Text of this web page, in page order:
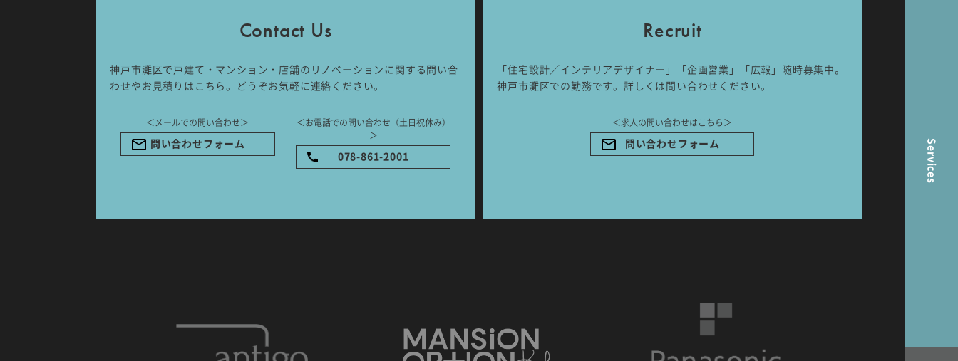
Services
Contact Us
神戸市灘区で戸建て・マンション・店舗のリノベーションに関する問い合
わせやお見積りはこちら。どうぞお気軽に連絡ください。
＜メールでの問い合わせ＞
問い合わせフォーム
＜お電話での問い合わせ（土日祝休み）
＞
078-861-2001
Recruit
「住宅設計／インテリアデザイナー」「企画営業」「広報」随時募集中。
神戸市灘区での勤務です。詳しくは問い合わせください。
＜求人の問い合わせはこちら＞
問い合わせフォーム
兵庫県神戸市灘区水道筋6丁目7番18号
TEL.078-861-2001（営業時間：
09:00〜17:00 土日祝休み）